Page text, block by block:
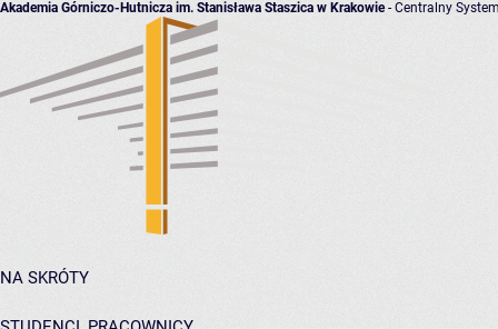
Akademia Górniczo-Hutnicza im. Stanisława Staszica w Krakowie- Centralny
NA SKRÓTY